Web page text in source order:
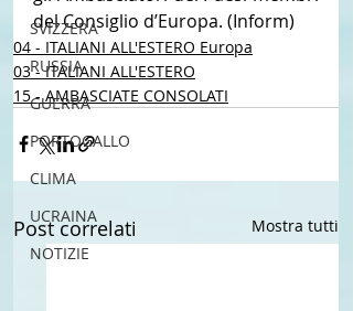
SVIZZERA
RUSSIA
GUERRA
PORTOGALLO
CLIMA
UCRAINA
NOTIZIE
del Consiglio d’Europa. (Inform)
04 - ITALIANI ALL'ESTERO Europa
03 - ITALIANI ALL'ESTERO
15 - AMBASCIATE CONSOLATI
Post correlati Mostra tutti